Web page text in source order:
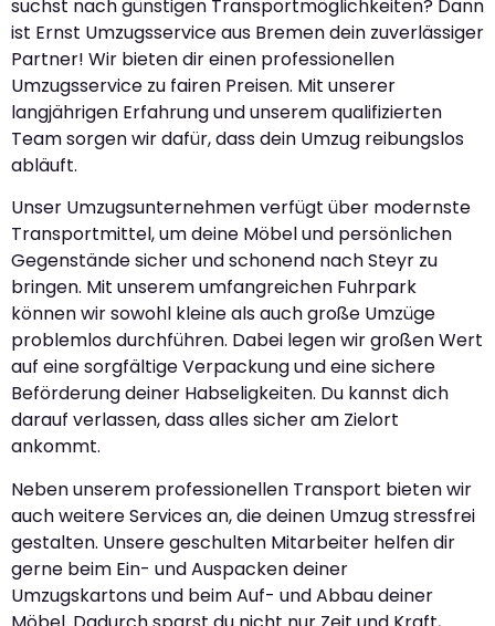
suchst nach günstigen Transportmöglichkeiten? Dann
ist Ernst Umzugsservice aus Bremen dein zuverlässiger
Partner! Wir bieten dir einen professionellen
Umzugsservice zu fairen Preisen. Mit unserer
langjährigen Erfahrung und unserem qualifizierten
Team sorgen wir dafür, dass dein Umzug reibungslos
abläuft.
Unser Umzugsunternehmen verfügt über modernste
Transportmittel, um deine Möbel und persönlichen
Gegenstände sicher und schonend nach Steyr zu
bringen. Mit unserem umfangreichen Fuhrpark
können wir sowohl kleine als auch große Umzüge
problemlos durchführen. Dabei legen wir großen Wert
auf eine sorgfältige Verpackung und eine sichere
Beförderung deiner Habseligkeiten. Du kannst dich
darauf verlassen, dass alles sicher am Zielort
ankommt.
Neben unserem professionellen Transport bieten wir
auch weitere Services an, die deinen Umzug stressfrei
gestalten. Unsere geschulten Mitarbeiter helfen dir
gerne beim Ein- und Auspacken deiner
Umzugskartons und beim Auf- und Abbau deiner